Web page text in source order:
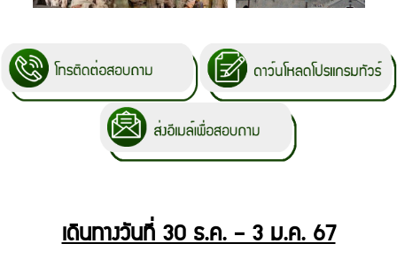
เดินทางวันที่ 30 ธ.ค. – 3 ม.ค. 67